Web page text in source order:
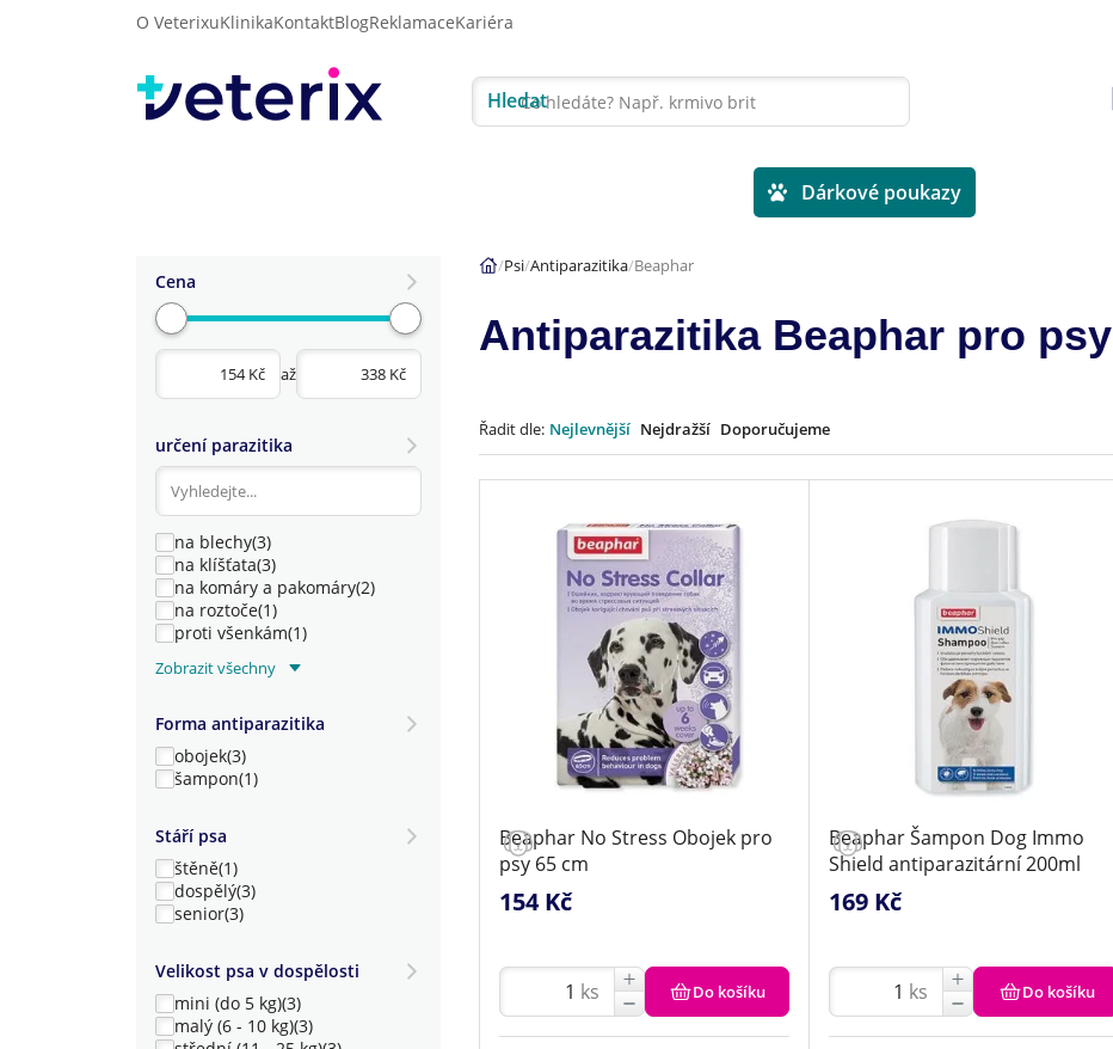
O VeterixuKlinikaKontaktBlogReklamaceKariéra
Hledat
Dárkové poukazy
Cena
až
určení parazitika
na blechy(3)
na klíšťata(3)
na komáry a pakomáry(2)
na roztoče(1)
proti všenkám(1)
proti vším(1)
Zobrazit všechny
Forma antiparazitika
obojek(3)
šampon(1)
Stáří psa
štěně(1)
dospělý(3)
senior(3)
Velikost psa v dospělosti
mini (do 5 kg)(3)
malý (6 - 10 kg)(3)
Psi Antiparazitika Beaphar
Antiparazitika Beaphar pro psy
Řadit dle: Nejlevnější Nejdražší Doporučujeme
Beaphar No Stress Obojek pro
psy 65 cm
154 Kč
ks Do košíku
Beaphar Šampon Dog Immo
Shield antiparazitární 200ml
169 Kč
ks Do košíku